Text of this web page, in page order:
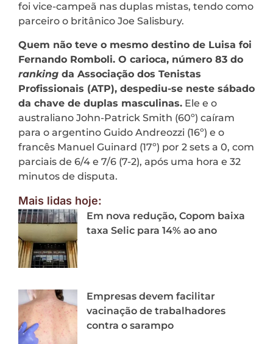
foi vice-campeã nas duplas mistas, tendo como
parceiro o britânico Joe Salisbury.
Quem não teve o mesmo destino de Luisa foi
Fernando Romboli. O carioca, número 83 do
ranking da Associação dos Tenistas
Profissionais (ATP), despediu-se neste sábado
da chave de duplas masculinas. Ele e o
australiano John-Patrick Smith (60º) caíram
para o argentino Guido Andreozzi (16º) e o
francês Manuel Guinard (17º) por 2 sets a 0, com
parciais de 6/4 e 7/6 (7-2), após uma hora e 32
minutos de disputa.
Mais lidas hoje:
Em nova redução, Copom baixa
taxa Selic para 14% ao ano
Empresas devem facilitar
vacinação de trabalhadores
contra o sarampo